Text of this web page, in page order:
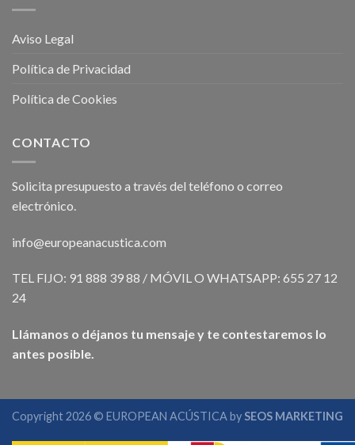
Aviso Legal
Política de Privacidad
Política de Cookies
CONTACTO
Solicita presupuesto a través del teléfono o correo
electrónico.
info@europeanacustica.com
TEL FIJO: 91 888 39 88 / MÓVIL O WHATSAPP: 655 27 12
24
Llámanos o déjanos tu mensaje y te contestaremos lo
antes posible.
Copyright 2026 © EUROPEAN ACÚSTICA by SEOS MARKETING